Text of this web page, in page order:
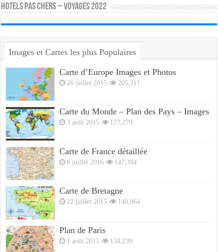
HOTELS PAS CHERS – VOYAGES 2022
Images et Cartes les plus Populaires
Carte d’Europe Images et Photos
26 juillet 2015 205,311
Carte du Monde – Plan des Pays – Images
3 août 2015 177,279
Carte de France détaillée
8 juillet 2016 147,394
Carte de Bretagne
22 juillet 2015 140,964
Plan de Paris
1 août 2015 134,239